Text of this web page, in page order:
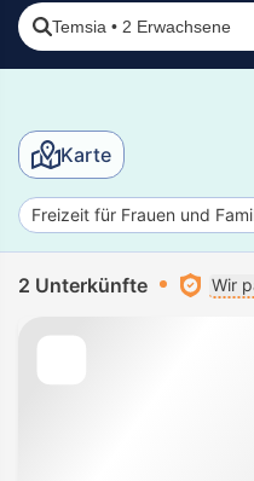
Temsia • 2 Erwachsene
Karte
Freizeit für Frauen und
2 Unterkünfte Wir